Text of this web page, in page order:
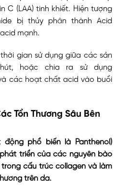
C (LAA) tinh khiết. Hiện tượng
bị thủy phân thành Acid
mạnh.
gian sử dụng giữa các sản
hoặc chia ra sử dụng
các hoạt chất acid vào buổi
Tổn Thương Sâu Bên
phổ biến là Panthenol)
triển của các nguyên bào
cấu trúc collagen và làm
trên da.